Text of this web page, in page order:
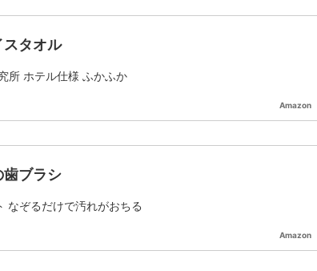
スタオル
所 ホテル仕様 ふかふか
Amazon
歯ブラシ
なぞるだけで汚れがおちる
Amazon